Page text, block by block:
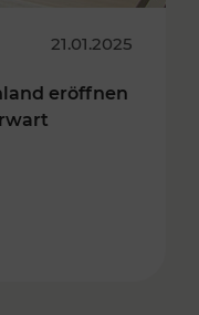
21.01.2025
eröffnen